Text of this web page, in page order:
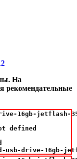
На
рекомендательные
16gb-jetflash-
defined
usb-drive-16gb-